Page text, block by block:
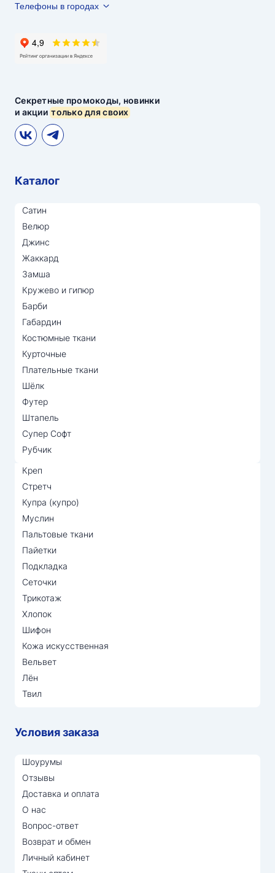
Секретные промокоды, новинки
и акциитолько для своих
Телефоны в городах
Каталог
Сатин
Велюр
Джинс
Жаккард
Замша
Кружево и гипюр
Барби
Габардин
Костюмные ткани
Курточные
Плательные ткани
Шёлк
Футер
Штапель
Супер Софт
Рубчик
Креп
Стретч
Купра (купро)
Муслин
Пальтовые ткани
Пайетки
Подкладка
Сеточки
Трикотаж
Хлопок
Шифон
Кожа искусственная
Вельвет
Лён
Твил
Условия заказа
Шоурумы
Отзывы
Доставка и оплата
О нас
Вопрос-ответ
Возврат и обмен
Личный кабинет